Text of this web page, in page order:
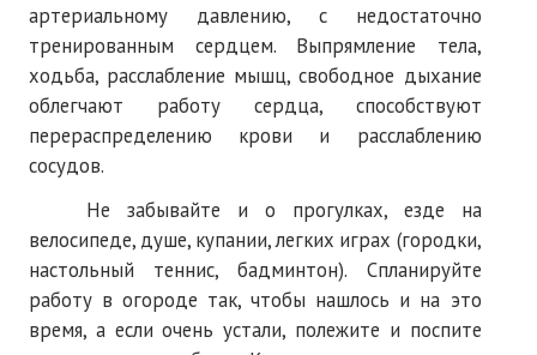
артериальному давлению, с недостаточно
тренированным сердцем. Выпрямление тела,
ходьба, расслабление мышц, свободное дыхание
облегчают работу сердца, способствуют
перераспределению крови и расслаблению
сосудов.
Не забывайте и о прогулках, езде на
велосипеде, душе, купании, легких играх (городки,
настольный теннис, бадминтон). Спланируйте
работу в огороде так, чтобы нашлось и на это
время, а если очень устали, полежите и поспите